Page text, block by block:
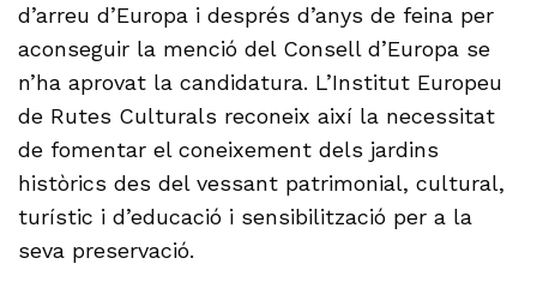
d’arreu d’Europa i després d’anys de feina per
aconseguir la menció del Consell d’Europa se
n’ha aprovat la candidatura. L’Institut Europeu
de Rutes Culturals reconeix així la necessitat
de fomentar el coneixement dels jardins
històrics des del vessant patrimonial, cultural,
turístic i d’educació i sensibilització per a la
seva preservació.